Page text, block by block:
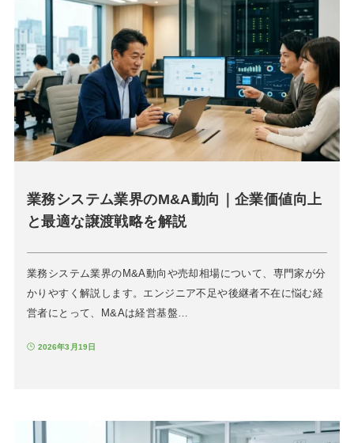
業務システム業界のM&A動向｜企業価値向上
と最適な譲渡戦略を解説
業務システム業界のM&A動向や売却相場について、専門家が分
かりやすく解説します。エンジニア不足や後継者不在に悩む経
営者にとって、M&Aは経営基盤…
2026年3月19日